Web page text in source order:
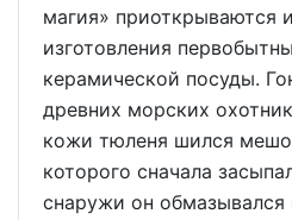
магия» приоткрываются
изготовления
керамической посуды.
древних морских
кожи тюленя шился
которого сначала
снаружи он